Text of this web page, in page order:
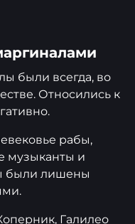
были всегда, во
Относились к
рабы,
музыканты и
были лишены
Галилео